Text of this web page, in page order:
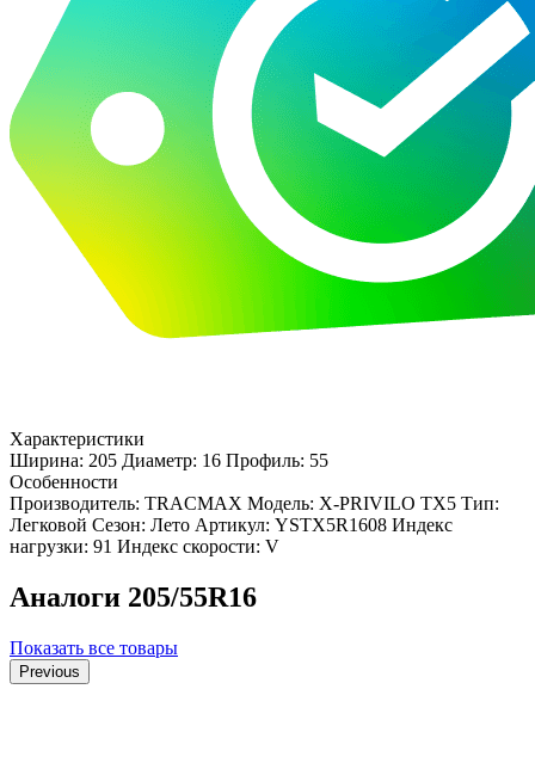
Характеристики
Ширина: 205 Диаметр: 16 Профиль: 55
Особенности
Производитель: TRACMAX Модель: X-PRIVILO TX5 Тип:
Легковой Сезон: Лето Артикул: YSTX5R1608 Индекс
нагрузки: 91 Индекс скорости: V
Аналоги 205/55R16
Показать все товары
Previous